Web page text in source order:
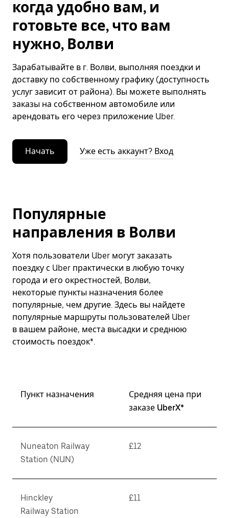
когда удобно вам, и
готовьте все, что вам
нужно, Волви
Зарабатывайте в г. Волви, выполняя поездки и
доставку по собственному графику (доступность
услуг зависит от района). Вы можете выполнять
заказы на собственном автомобиле или
арендовать его через приложение Uber.
Начать Уже есть аккаунт? Вход
Популярные
направления в Волви
Хотя пользователи Uber могут заказать
поездку с Uber практически в любую точку
города и его окрестностей, Волви,
некоторые пункты назначения более
популярные, чем другие. Здесь вы найдете
популярные маршруты пользователей Uber
в вашем районе, места высадки и среднюю
стоимость поездок*.
Пункт назначения
Средняя цена при
заказе UberX*
Nuneaton Railway
Station (NUN)
£12
Hinckley
Railway Station
£11